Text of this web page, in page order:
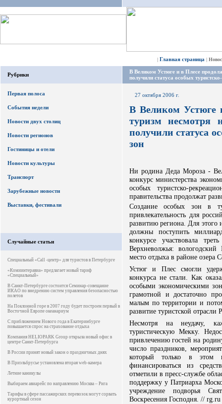
| Главная страница |
Рубрики
Первая полоса
События недели
Новости двух столиц
Новости регионов
Гостиницы и отели
Новости культуры
Транспорт
Зарубежные новости
Выставки, фестивали
Случайные статьи
Специальный «Сall -центр» для туристов в Петербурге
«Комиинтеравиа» предлагает новый тариф
«Специальный»
В Санкт-Петербурге состоится Семинар-совещание
ИКАО по внедрению систем управления безопасностью
полетов
На Поклонной горе в 2007 году будет построен первый в
Восточной Европе океанариум
С приближением Нового года в Екатеринбурге
повышается спрос на страхование отдыха
Компания HELIOPARK Group открыла новый офис в
центре Санкт-Петербурга
В России принят новый закон о праздничных днях
В Приэльбрусье установлена вторая web-камера
Летние каникулы
Выбираем авиарейс по направлению Москва – Рига
Тарифы в сфере пассажирских перевозок могут сорвать
курортный сезон
В Великом Устюге и в Плесе
получили статуса особых
27 октября 2006 г.
В Великом Устюге
туризм несмотря
получили статуса
зон
Ни родина Деда Мороза -
конкурс министерства
особых туристско-
правительства продолжат
Cоздание особых зон в
привлекательность для
развитию региона. Для этого
должны поступить
конкурсе участвовала
Верхневолжья:
место отдыха в районе озера
Устюг и Плес смогли
конкурса не стали. Как
особыми экономическими
грамотной и достаточно
малым по территории и
развитие туристской отрасли
Несмотря на неудачу,
туристическую Мекку.
привлечению гостей на
число праздников,
который только в этом
финансироваться из
отметили в пресс-службе
поддержку у Патриарха
учреждение подворья
Воскресения Господня. // rg.ru